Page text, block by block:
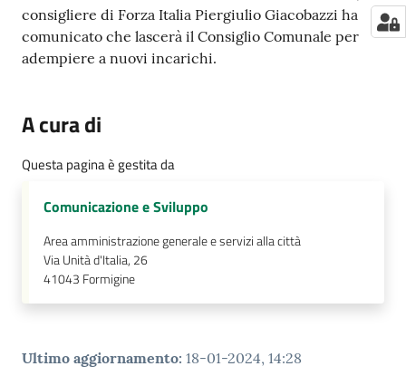
consigliere di Forza Italia Piergiulio Giacobazzi ha
comunicato che lascerà il Consiglio Comunale per
adempiere a nuovi incarichi.
A cura di
Questa pagina è gestita da
Comunicazione e Sviluppo
Area amministrazione generale e servizi alla città
Via Unità d'Italia, 26
41043 Formigine
Ultimo aggiornamento: 18-01-2024, 14:28